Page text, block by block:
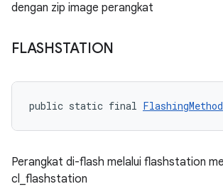
dengan zip image perangkat
FLASHSTATION
public static final FlashingMethod
Perangkat di-flash melalui flashstation
cl_flashstation